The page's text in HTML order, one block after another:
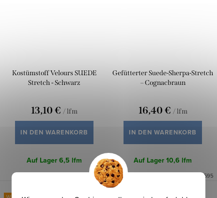
Kostümstoff Velours SUEDE
Stretch - Schwarz
13,10 € / lfm
IN DEN WARENKORB
Auf Lager6,5 lfm
0763999
Gefütterter Suede-Sherpa-Stretch
– Cognacbraun
16,40 € / lfm
IN DEN WARENKORB
Auf Lager10,6 lfm
0764595